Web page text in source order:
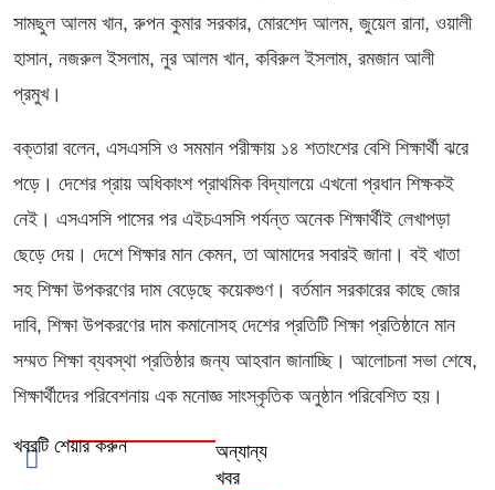
সামছুল আলম খান, রুপন কুমার সরকার, মোরশেদ আলম, জুয়েল রানা, ওয়ালী
হাসান, নজরুল ইসলাম, নুর আলম খান, কবিরুল ইসলাম, রমজান আলী
প্রমুখ।
বক্তারা বলেন, এসএসসি ও সমমান পরীক্ষায় ১৪ শতাংশের বেশি শিক্ষার্থী ঝরে
পড়ে। দেশের প্রায় অধিকাংশ প্রাথমিক বিদ্যালয়ে এখনো প্রধান শিক্ষকই
নেই। এসএসসি পাসের পর এইচএসসি পর্যন্ত অনেক শিক্ষার্থীই লেখাপড়া
ছেড়ে দেয়। দেশে শিক্ষার মান কেমন, তা আমাদের সবারই জানা। বই খাতা
সহ শিক্ষা উপকরণের দাম বেড়েছে কয়েকগুণ। বর্তমান সরকারের কাছে জোর
দাবি, শিক্ষা উপকরণের দাম কমানোসহ দেশের প্রতিটি শিক্ষা প্রতিষ্ঠানে মান
সম্মত শিক্ষা ব্যবস্থা প্রতিষ্ঠার জন্য আহবান জানাচ্ছি। আলোচনা সভা শেষে,
শিক্ষার্থীদের পরিবেশনায় এক মনোজ্ঞ সাংস্কৃতিক অনুষ্ঠান পরিবেশিত হয়।
খবরটি শেয়ার করুন
অন্যান্য
খবর